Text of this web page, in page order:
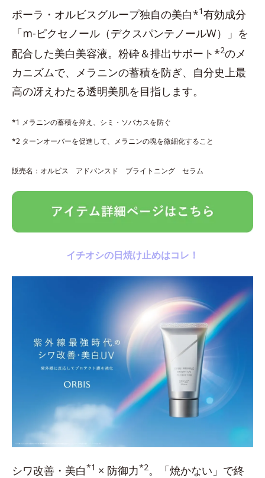
ポーラ・オルビスグループ独自の美白*1有効成分
「m-ピクセノール（デクスパンテノールW）」を
配合した美白美容液。粉砕＆排出サポート*2のメ
カニズムで、メラニンの蓄積を防ぎ、自分史上最
高の冴えわたる透明美肌を目指します。
*1 メラニンの蓄積を抑え、シミ・ソバカスを防ぐ
*2 ターンオーバーを促進して、メラニンの塊を微細化すること
販売名：オルビス アドバンスド ブライトニング セラム
イチオシの日焼け止めはコレ！
シワ改善・美白*1 × 防御力*2。「焼かない」で終